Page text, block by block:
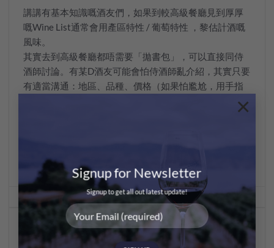
Signup for Newsletter
Signup to get all out latest update!
×
講講有基本知識嘅酒友們，如果到較高級餐廳見到厚厚
嘅Wine List通常會用產區特性 / 葡萄特性 ，黎估計酒嘅
風味。
其實去到高級餐廳都唔需要「拋書包」，可以直接同侍
酒師討論。有某D酒友可能會怕侍酒師亂介紹，其實只要
有適當溝通：地區、品種、價格（如果怕尷尬，用手指
住你想要嘅價錢侍酒師都會明白。）你一定會搵到心水
This entry was posted inSharing. Bookmark the permalink
MEI CHAN